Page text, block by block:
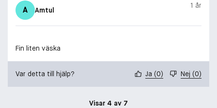
A Amtul
1 år
Fin liten väska
Var detta till hjälp? Ja (0) Nej (0)
Visar 4 av 7